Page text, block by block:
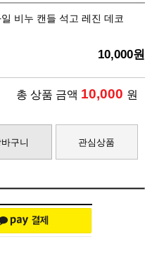
비누 캔들 석고 레진 데코
10,000원
총 상품 금액 10,000 원
구니 관심상품